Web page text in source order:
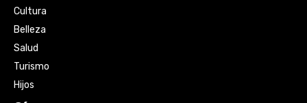
Cultura
Belleza
Salud
Turismo
Hijos